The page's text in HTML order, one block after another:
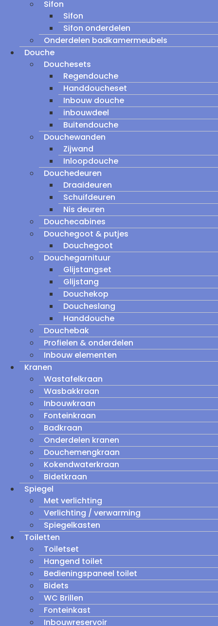
Sifon
Sifon
Sifon onderdelen
Onderdelen badkamermeubels
Douche
Douchesets
Regendouche
Handdoucheset
Inbouw douche
inbouwdeel
Buitendouche
Douchewanden
Zijwand
Inloopdouche
Douchedeuren
Draaideuren
Schuifdeuren
Nis deuren
Douchecabines
Douchegoot & putjes
Douchegoot
Douchegarnituur
Glijstangset
Glijstang
Douchekop
Doucheslang
Handdouche
Douchebak
Profielen & onderdelen
Inbouw elementen
Kranen
Wastafelkraan
Wasbakkraan
Inbouwkraan
Fonteinkraan
Badkraan
Onderdelen kranen
Douchemengkraan
Kokendwaterkraan
Bidetkraan
Spiegel
Met verlichting
Verlichting / verwarming
Spiegelkasten
Toiletten
Toiletset
Hangend toilet
Bedieningspaneel toilet
Bidets
WC Brillen
Fonteinkast
Inbouwreservoir